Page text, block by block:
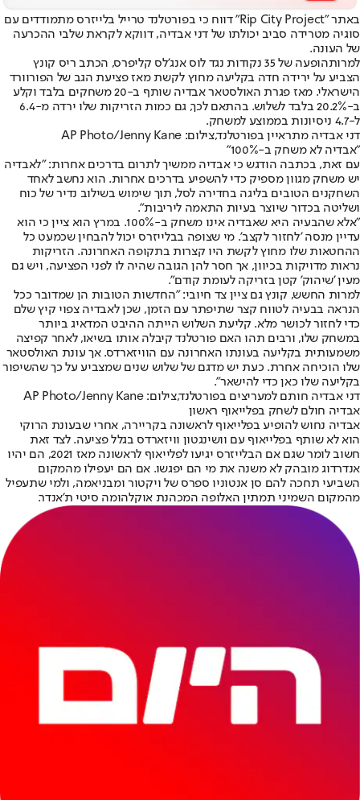
באתר "Rip City Project" דווח כי בפורטלנד טרייל בלייזרס מתמודדים עם
סוגיה מטרידה סביב יכולתו של דני אבדיה, דווקא לקראת שלבי ההכרעה
של העונה.
למרותהופעה של 35 נקודות נגד לוס אנג'לס קליפרס
, הכתב ריס קונץ
הצביע על ירידה חדה בקליעה מחוץ לקשת מאז פציעת הגב של הפורוורד
הישראלי. מאז פגרת האולסטאר אבדיה שותף ב-20 משחקים בלבד וקלע
ב-20.2% בלבד לשלוש. בהתאם לכך, גם כמות הזריקות שלו ירדה מ-6.4
ל-4.7 ניסיונות בממוצע למשחק.
דני אבדיה מתראיין בפורטלנד,צילום: AP Photo/Jenny Kane
"אבדיה לא משחק ב-100%"
עם זאת, בכתבה הודגש כי אבדיה ממשיך לתרום בדרכים אחרות: "לאבדיה
יש משחק מגוון מספיק כדי להשפיע בדרכים אחרות. הוא נחשב לאחד
השחקנים הטובים בליגה בחדירה לסל, תוך שימוש בשילוב נדיר של כוח
ושליטה בכדור שיוצר בעיות התאמה ליריבות".
"אלא שהבעיה היא שאבדיה אינו משחק ב-100%. במרץ הוא ציין כי הוא
עדיין מנסה 'לחזור לקצב'. מי שצופה בבלייזרס יכול להבחין שכמעט כל
ההחטאות שלו מחוץ לקשת היו קצרות בתקופה האחרונה. הזריקות
נראות מדויקות בכיוון, אך חסר להן הגובה שהיה לו לפני הפציעה, ויש גם
מעין 'שיהוק' קטן בזריקה לעומת קודם".
למרות החשש, קונץ גם ציין צד חיובי: "החדשות הטובות הן שמדובר ככל
הנראה בבעיה לטווח קצר שתיפתר עם הזמן, שכן לאבדיה צפוי קיץ שלם
כדי לחזור לכושר מלא. קליעת השלוש הייתה ההיבט המדאיג ביותר
במשחק שלו, ורבים תהו האם פורטלנד קיבלה אותו בשיאו, לאחר קפיצה
משמעותית בקליעה בעונתו האחרונה עם הוויזארדס. אך עונת האולסטאר
שלו הוכיחה אחרת. כעת יש מדגם של שלוש שנים שמצביע על כך שהשיפור
בקליעה שלו כאן כדי להישאר".
דני אבדיה חותם למעריצים בפורטלנד,צילום: AP Photo/Jenny Kane
אבדיה חולם לשחק בפלייאוף ראשון
אבדיה נחוש להופיע בפלייאוף לראשונה בקריירה, אחרי שבעונת הרוקי
הוא לא שותף בפלייאוף עם וושינגטון וויזארדס בגלל פציעה. לצד זאת
חשוב לומר שגם אם הבלייזרס יגיעו לפלייאוף לראשונה מאז 2021, הם יהיו
אנדרדוג מובהק לא משנה את מי הם יפגשו. אם הם יעפילו מהמקום
השביעי תחכה להם סן אנטוניו ספרס של ויקטור ומבניאמה, ולמי שתעפיל
מהמקום השמיני תמתין האלופה המכהנת אוקלהומה סיטי ת'אנדר.